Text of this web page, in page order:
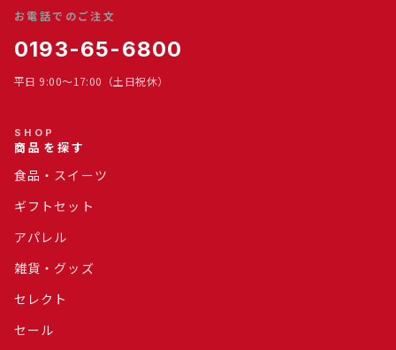
お電話でのご注文
0193-65-6800
平日 9:00～17:00（土日祝休）
SHOP
商品を探す
食品・スイーツ
ギフトセット
アパレル
雑貨・グッズ
セレクト
セール